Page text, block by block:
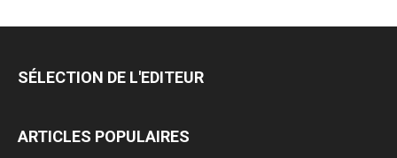
la
en
All
SÉLECTION DE L'EDITEUR
ARTICLES POPULAIRES